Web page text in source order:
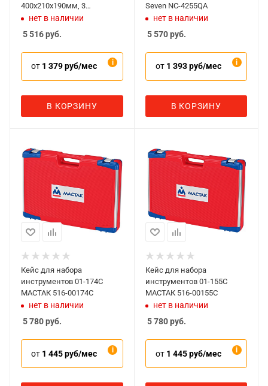
400x210x190мм, 3
отделения, IRIMO 902021
нет в наличии
5 516руб.
от 1 379 руб/мес
В КОРЗИНУ
Seven NC-4255QA
нет в наличии
5 570руб.
от 1 393 руб/мес
В КОРЗИНУ
Кейс для набора
инструментов 01-174C
МАСТАК 516-00174C
нет в наличии
5 780руб.
от 1 445 руб/мес
Кейс для набора
инструментов 01-155C
МАСТАК 516-00155C
нет в наличии
5 780руб.
от 1 445 руб/мес